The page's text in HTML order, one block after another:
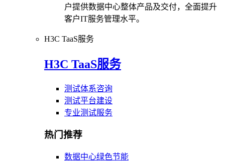
户提供数据中心整体产品及交付，全面提升
客户IT服务管理水平。
H3C TaaS服务
H3C TaaS服务
测试体系咨询
测试平台建设
专业测试服务
热门推荐
数据中心绿色节能